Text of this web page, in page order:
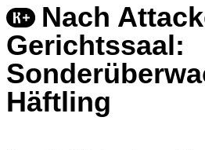
Nach
Gerichtssaal:
Häftling